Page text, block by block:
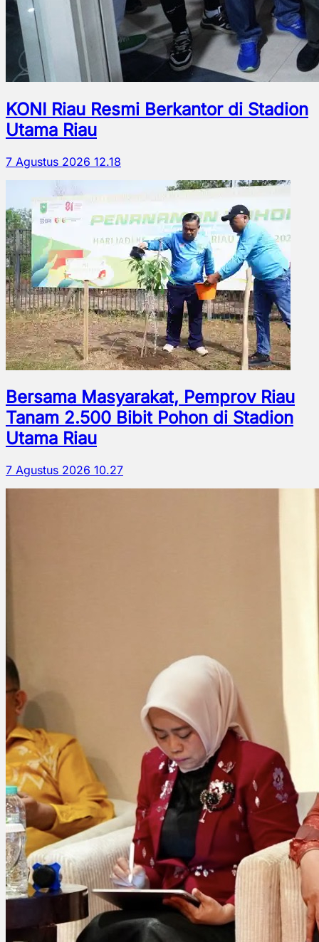
KONI Riau Resmi Berkantor di Stadion
Utama Riau
7 Agustus 2026 12.18
Bersama Masyarakat, Pemprov Riau
Tanam 2.500 Bibit Pohon di Stadion
Utama Riau
7 Agustus 2026 10.27